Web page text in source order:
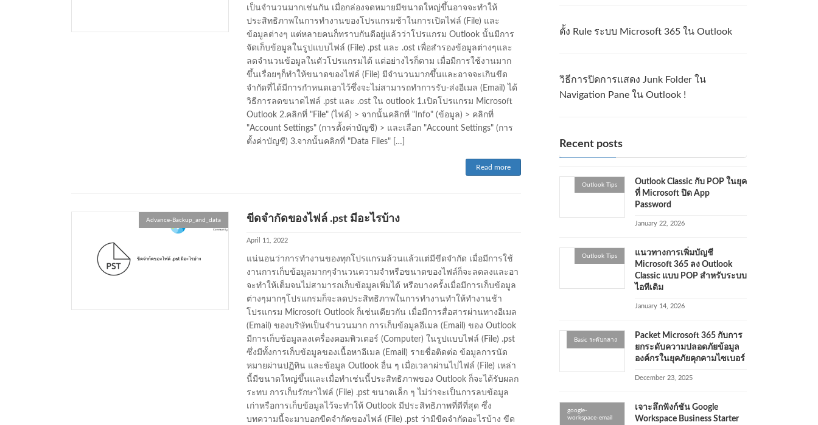
เป็นจำนวนมากเช่นกัน เมื่อกล่องจดหมายมีขนาดใหญ่ขึ้นอาจจะทำให้
ประสิทธิภาพในการทำงานของโปรแกรมช้าในการเปิดไฟล์ (File) และ
ข้อมูลต่างๆ แต่หลายคนก็ทราบกันดีอยู่แล้วว่าโปรแกรม Outlook นั้นมีการ
จัดเก็บข้อมูลในรูปแบบไฟล์ (File) .pst และ .ost เพื่อสำรองข้อมูลต่างๆและ
ลดจำนวนข้อมูลในตัวโปรแกรมได้ แต่อย่างไรก็ตาม เมื่อมีการใช้งานมาก
ขึ้นเรื่อยๆก็ทำให้ขนาดของไฟล์ (File) มีจำนวนมากขึ้นและอาจจะเกินขีด
จำกัดที่ได้มีการกำหนดเอาไว้ซึ่งจะไม่สามารถทำการรับ-ส่งอีเมล (Email) ได้
วิธีการลดขนาดไฟล์ .pst และ .ost ใน outlook 1.เปิดโปรแกรม Microsoft
Outlook 2.คลิกที่ "File" (ไฟล์) > จากนั้นคลิกที่ "Info" (ข้อมูล) > คลิกที่
"Account Settings" (การตั้งค่าบัญชี) > และเลือก "Account Settings" (การ
ตั้งค่าบัญชี) 3.จากนั้นคลิกที่ "Data Files" […]
Read more
Advance-Backup_and_data ขีดจำกัดของไฟล์ .pst มีอะไรบ้าง
April 11, 2022
แน่นอนว่าการทำงานของทุกโปรแกรมล้วนแล้วแต่มีขีดจำกัด เมื่อมีการใช้
งานการเก็บข้อมูลมากๆจำนวนความจำหรือขนาดของไฟล์ก็จะลดลงและอา
จะทำให้เต็มจนไม่สามารถเก็บข้อมูลเพิ่มได้ หรือบางครั้งเมื่อมีการเก็บข้อมูล
ต่างๆมากๆโปรแกรมก็จะลดประสิทธิภาพในการทำงานทำให้ทำงานช้า
โปรแกรม Microsoft Outlook ก็เช่นเดียวกัน เมื่อมีการสื่อสารผ่านทางอีเมล
(Email) ของบริษัทเป็นจำนวนมาก การเก็บข้อมูลอีเมล (Email) ของ Outlook
มีการเก็บข้อมูลลงเครื่องคอมพิวเตอร์ (Computer) ในรูปแบบไฟล์ (File) .pst
ซึ่งมีทั้งการเก็บข้อมูลของเนื้อหาอีเมล (Email) รายชื่อติดต่อ ข้อมูลการนัด
หมายผ่านปฏิทิน และข้อมูล Outlook อื่น ๆ เมื่อเวลาผ่านไปไฟล์ (File) เหล่า
นี้มีขนาดใหญ่ขึ้นและเมื่อทำเช่นนี้ประสิทธิภาพของ Outlook ก็จะได้รับผลก
ระทบ การเก็บรักษาไฟล์ (File) .pst ขนาดเล็ก ๆ ไม่ว่าจะเป็นการลบข้อมูล
เก่าหรือการเก็บข้อมูลไว้จะทำให้ Outlook มีประสิทธิภาพที่ดีที่สุด ซึ่ง
บทความนี้จะมาบอกขีดจำกัดของไฟล์ (File) .pst ว่ามีขีดจำกัดอะไรบ้าง ขีด
ตั้ง Rule ระบบ Microsoft 365 ใน Outlook
วิธีการปิดการแสดง Junk Folder ใน
Navigation Pane ใน Outlook !
Recent posts
Outlook Tips
Outlook Classic กับ POP ในยุค
ที่ Microsoft ปิด App
Password
January 22, 2026
Outlook Tips
แนวทางการเพิ่มบัญชี
Microsoft 365 ลง Outlook
Classic แบบ POP สำหรับระบบ
ไอทีเดิม
January 14, 2026
Basic ระดับกลาง
Packet Microsoft 365 กับการ
ยกระดับความปลอดภัยข้อมูล
องค์กรในยุคภัยคุกคามไซเบอร์
December 23, 2025
google-
workspace-email
เจาะลึกฟังก์ชัน Google
Workspace Business Starter